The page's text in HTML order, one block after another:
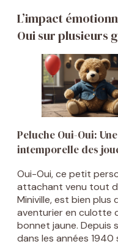
L’impact
Oui sur plusieurs
Peluche Oui-Oui:
intemporelle des
Oui-Oui, ce petit
attachant venu tout
Miniville, est bien plus
aventurier en culotte
bonnet jaune. Depuis
dans les années 1940